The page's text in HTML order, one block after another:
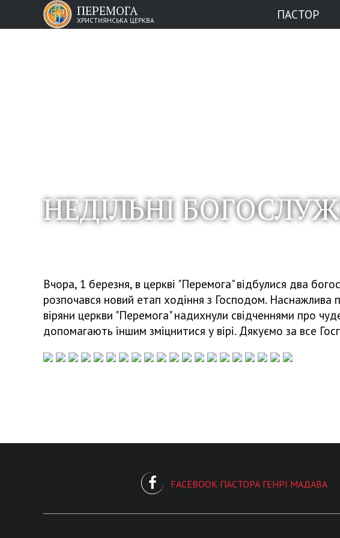
ПЕРЕМОГА
ХРИСТИЯНСЬКА ЦЕРКВА ПАСТОР
НЕДІЛЬНІ
Вчора, 1 березня, в церкві "Перемога" відбулися два
розпочався новий етап ходіння з Господом.
віряни церкви "Перемога" надихнули свідченнями про
допомагають іншим зміцнитися у вірі. Дякуємо за все
FACEBOOK ПАСТОРА ГЕНРІ МАДАВА